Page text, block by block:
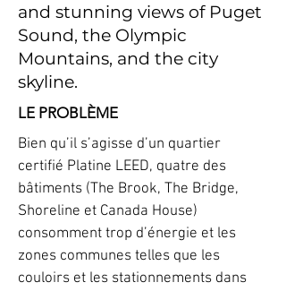
and stunning views of Puget
Sound, the Olympic
Mountains, and the city
skyline.
LE PROBLÈME
Bien qu’il s’agisse d’un quartier
certifié Platine LEED, quatre des
bâtiments (The Brook, The Bridge,
Shoreline et Canada House)
consomment trop d’énergie et les
zones communes telles que les
couloirs et les stationnements dans